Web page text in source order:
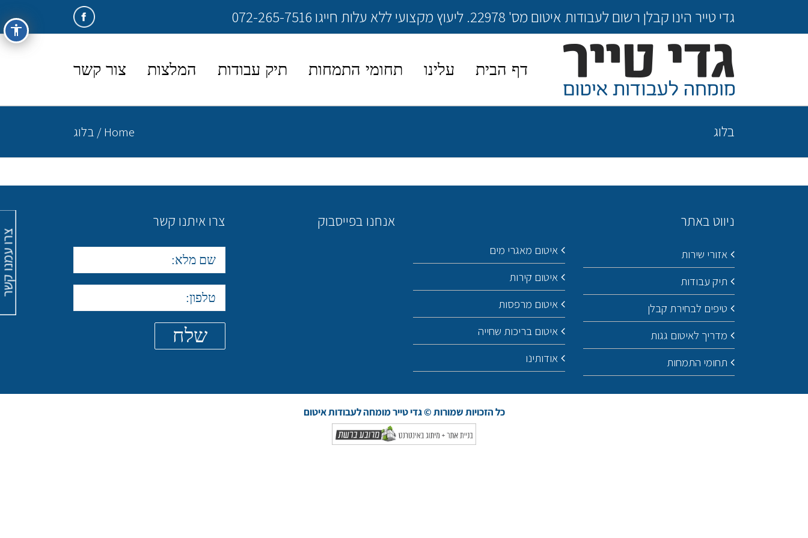
accessibility
content
גדי טייר הינו קבלן רשום לעבודות איטום מס' 22978. ליעוץ מקצועי ללא עלות חייגו 072-265-7516 פייסבוק
דף הבית עלינו תחומי התמחות תיק עבודות המלצות צור קשר
בלוג Home
/ בלוג
ניווט באתר
אזורי שירות
תיק עבודות
טיפים לבחירת קבלן
מדריך לאיטום גגות
תחומי התמחות
איטום מאגרי מים
איטום קירות
איטום מרפסות
איטום בריכות שחייה
אודותינו
אנחנו בפייסבוק צרו איתנו קשר
כל הזכויות שמורות © גדי טייר מומחה לעבודות איטום
צרו